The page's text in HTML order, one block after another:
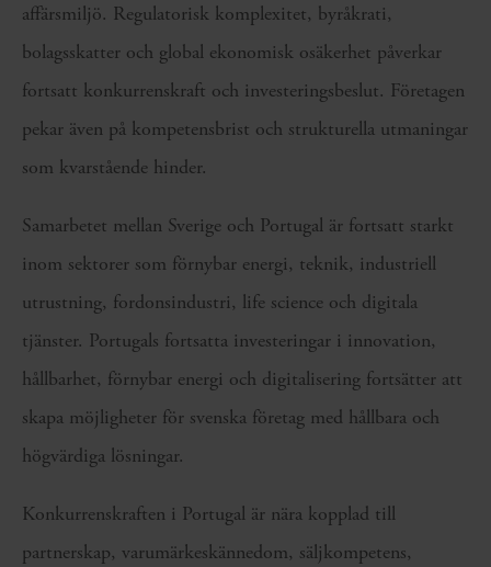
affärsmiljö. Regulatorisk komplexitet, byråkrati,
bolagsskatter och global ekonomisk osäkerhet påverkar
fortsatt konkurrenskraft och investeringsbeslut. Företagen
pekar även på kompetensbrist och strukturella utmaningar
som kvarstående hinder.
Samarbetet mellan Sverige och Portugal är fortsatt starkt
inom sektorer som förnybar energi, teknik, industriell
utrustning, fordonsindustri, life science och digitala
tjänster. Portugals fortsatta investeringar i innovation,
hållbarhet, förnybar energi och digitalisering fortsätter att
skapa möjligheter för svenska företag med hållbara och
högvärdiga lösningar.
Konkurrenskraften i Portugal är nära kopplad till
partnerskap, varumärkeskännedom, säljkompetens,